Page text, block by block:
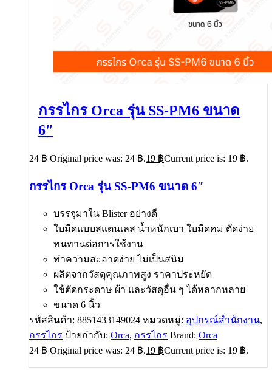
กรรไกร Orca รุ่น SS-PM6 ขนาด
6″
24฿ Original price was: 24 ฿.19 ฿Current price is: 19 ฿.
กรรไกร Orca รุ่น SS-PM6 ขนาด 6″
บรรจุมาใน Blister อย่างดี
ใบมีดแบบสแตนเลส น้ำหนักเบา ใบมีดคม ตัดง่าย
ทนทานต่อการใช้งาน
ทำความสะอาดง่าย ไม่เป็นสนิม
ผลิตจากวัสดุคุณภาพสูง ราคาประหยัด
ใช้ตัดกระดาษ ผ้า และวัสดุอื่น ๆ ได้หลากหลาย
ขนาด 6 นิ้ว
รหัสสินค้า: 8851433149024 หมวดหมู่: อุปกรณ์สำนักงาน,
กรรไกร ป้ายกำกับ: Orca, กรรไกร Brand: Orca
24฿ Original price was: 24 ฿.19 ฿Current price is: 19 ฿.